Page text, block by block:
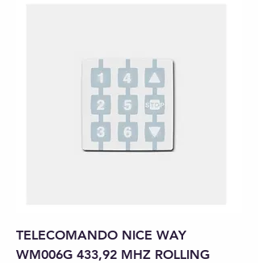
TELECOMANDO NICE WAY
WM006G 433,92 MHZ ROLLING